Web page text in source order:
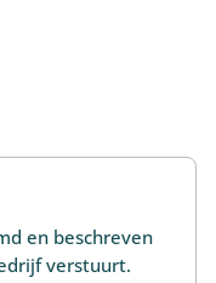
en beschreven
verstuurt.